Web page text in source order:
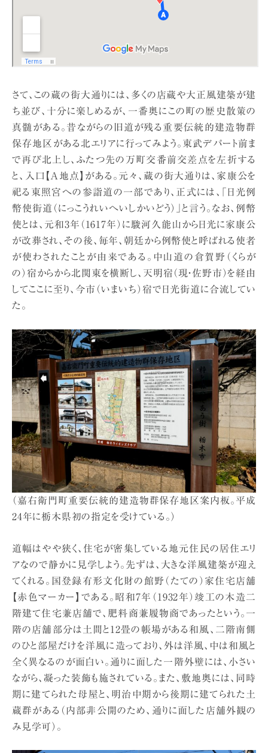
さて、この蔵の街大通りには、多くの店蔵や大正風建築が建
ち並び、十分に楽しめるが、一番奥にこの町の歴史散策の
真髄がある。昔ながらの旧道が残る重要伝統的建造物群
保存地区がある北エリアに行ってみよう。東武デパート前ま
で再び北上し、ふたつ先の万町交番前交差点を左折する
と、入口【A地点】がある。元々、蔵の街大通りは、家康公を
祀る東照宮への参詣道の一部であり、正式には、「日光例
幣使街道（にっこうれいへいしかいどう）」と言う。なお、例幣
使とは、元和3年（1617年）に駿河久能山から日光に家康公
が改葬され、その後、毎年、朝廷から例幣使と呼ばれる使者
が使わされたことが由来である。中山道の倉賀野（くらが
の）宿からから北関東を横断し、天明宿（現・佐野市）を経由
してここに至り、今市（いまいち）宿で日光街道に合流してい
た。
（嘉右衛門町重要伝統的建造物群保存地区案内板。平成
24年に栃木県初の指定を受けている。）
道幅はやや狭く、住宅が密集している地元住民の居住エリ
アなので静かに見学しよう。先ずは、大きな洋風建築が迎え
てくれる。国登録有形文化財の館野（たての）家住宅店舗
【赤色マーカー】である。昭和7年（1932年）竣工の木造二
階建て住宅兼店舗で、肥料商兼履物商であったという。一
階の店舗部分は土間と12畳の帳場がある和風、二階南側
のひと部屋だけを洋風に造っており、外は洋風、中は和風と
全く異なるのが面白い。通りに面した一階外壁には、小さい
ながら、凝った装飾も施されている。また、敷地奥には、同時
期に建てられた母屋と、明治中期から後期に建てられた土
蔵群がある（内部非公開のため、通りに面した店舗外観の
み見学可）。